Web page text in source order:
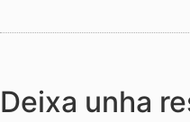
Deixa unha